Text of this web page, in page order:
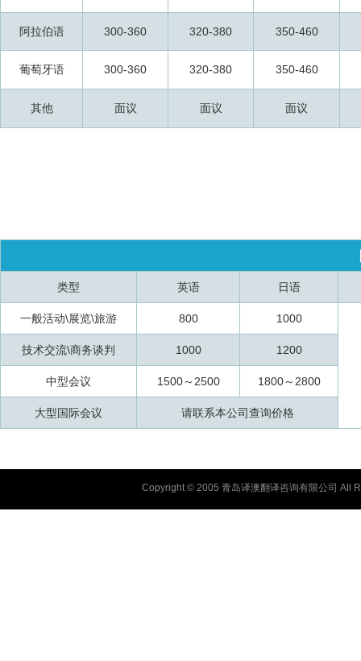
阿拉伯语 300-360 320-380 350-460
葡萄牙语 300-360 320-380 350-460
其他 面议 面议 面议
类型 英语 日语
一般活动\展览\旅游 800 1000
技术交流\商务谈判 1000 1200
中型会议 1500～2500 1800～2800
大型国际会议 请联系本公司查询价格
Copyright © 2005 青岛译澳翻译咨询有限公司 All